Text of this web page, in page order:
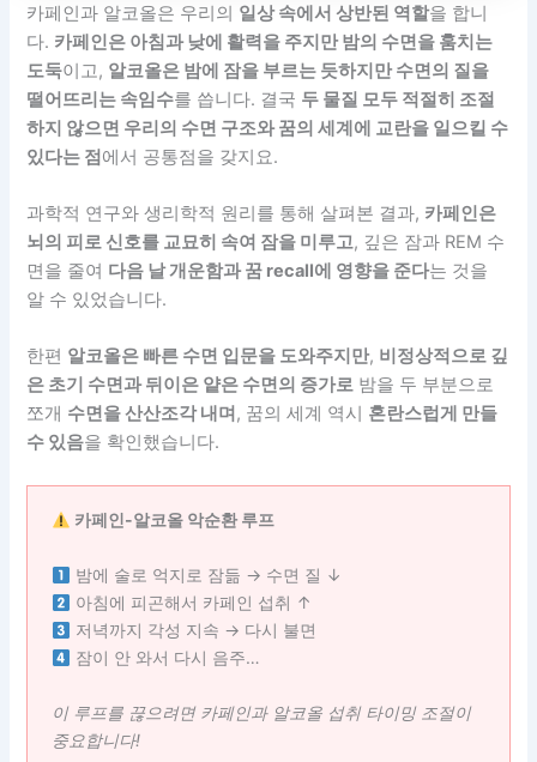
카페인과 알코올은 우리의 일상 속에서 상반된 역할을 합니
다. 카페인은 아침과 낮에 활력을 주지만 밤의 수면을 훔치는
도둑이고, 알코올은 밤에 잠을 부르는 듯하지만 수면의 질을
떨어뜨리는 속임수를 씁니다. 결국 두 물질 모두 적절히 조절
하지 않으면 우리의 수면 구조와 꿈의 세계에 교란을 일으킬 수
있다는 점 에서 공통점을 갖지요.
과학적 연구와 생리학적 원리를 통해 살펴본 결과, 카페인은
뇌의 피로 신호를 교묘히 속여 잠을 미루고, 깊은 잠과 REM 수
면을 줄여 다음 날 개운함과 꿈 recall에 영향을 준다는 것을
알 수 있었습니다.
한편 알코올은 빠른 수면 입문을 도와주지만, 비정상적으로 깊
은 초기 수면과 뒤이은 얕은 수면의 증가로 밤을 두 부분으로
쪼개 수면을 산산조각 내며 , 꿈의 세계 역시 혼란스럽게 만들
수 있음을 확인했습니다.
카페인-알코올 악순환 루프
밤에 술로 억지로 잠듦 → 수면 질 ↓
아침에 피곤해서 카페인 섭취 ↑
저녁까지 각성 지속 → 다시 불면
잠이 안 와서 다시 음주…
이 루프를 끊으려면 카페인과 알코올 섭취 타이밍 조절이
중요합니다!